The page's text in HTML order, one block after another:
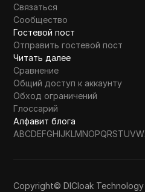
Связаться
Сообщество
Гостевой пост
Отправить гостевой пост
Читать далее
Сравнение
Общий доступ к аккаунту
Обход ограничений
Глоссарий
Алфавит блога
ABCDEFGHIJKLMNOPQRSTUVW
Copyright© DICloak Technology